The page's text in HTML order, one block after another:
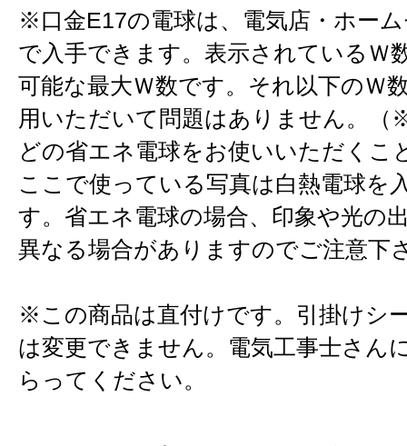
※口金E17の電球は、電気店・ホー
で入手できます。表示されているＷ
可能な最大Ｗ数です。それ以下のＷ
用いただいて問題はありません。（
どの省エネ電球をお使いいただくこ
ここで使っている写真は白熱電球を
す。省エネ電球の場合、印象や光の
異なる場合がありますのでご注意下
※この商品は直付けです。引掛けシ
は変更できません。電気工事士さん
らってください。